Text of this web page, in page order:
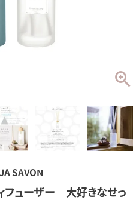
SAVON
フューザー 大好きなせっ